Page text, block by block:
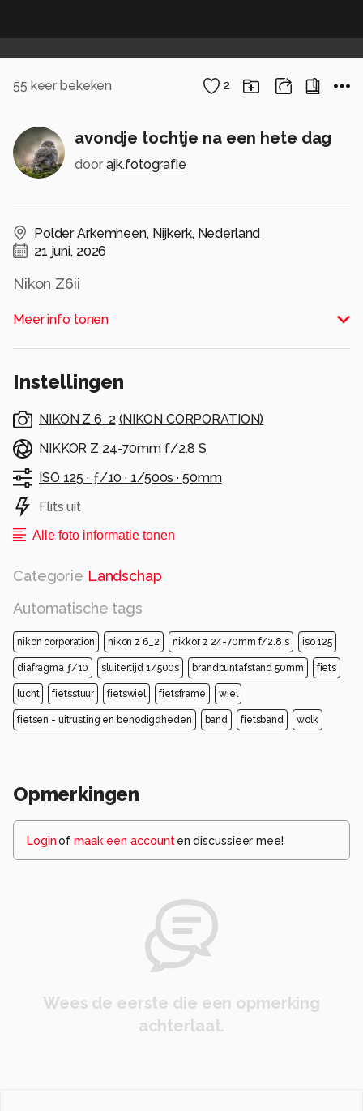
55 keer bekeken 2
avondje tochtje na een hete dag
door ajk.fotografie
Polder Arkemheen, Nijkerk, Nederland
21 juni, 2026
Nikon Z6ii
1/500e sec.
ISO125
Alle rechten voorbehouden
Meer info tonen
Instellingen
NIKON Z 6_2 (NIKON CORPORATION)
NIKKOR Z 24-70mm f/2.8 S
ISO 125 · ƒ/10 · 1/500s · 50mm
Flits uit
Alle foto informatie tonen
Categorie Landschap
Automatische tags
nikon corporation nikon z 6_2 nikkor z 24-70mm f/2.8 s iso 125
diafragma ƒ/10 sluitertijd 1/500s brandpuntafstand 50mm fiets
lucht fietsstuur fietswiel fietsframe wiel
fietsen - uitrusting en benodigdheden band fietsband wolk
Opmerkingen
Loginof maak een account en discussieer mee!
Wees de eerste die een opmerking
achterlaat.